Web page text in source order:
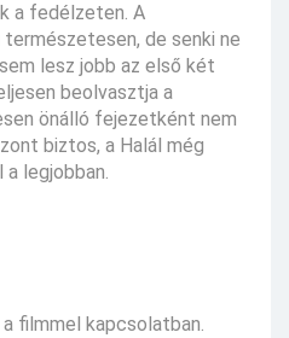
a fedélzeten. A
természetesen, de senki ne
lesz jobb az első két
beolvasztja a
önálló fejezetként nem
biztos, a Halál még
legjobban.
filmmel kapcsolatban.